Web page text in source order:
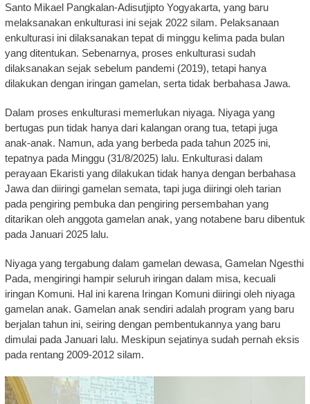
Santo Mikael Pangkalan-Adisutjipto Yogyakarta, yang baru
melaksanakan enkulturasi ini sejak 2022 silam. Pelaksanaan
enkulturasi ini dilaksanakan tepat di minggu kelima pada bulan
yang ditentukan. Sebenarnya, proses enkulturasi sudah
dilaksanakan sejak sebelum pandemi (2019), tetapi hanya
dilakukan dengan iringan gamelan, serta tidak berbahasa Jawa.
Dalam proses enkulturasi memerlukan niyaga. Niyaga yang
bertugas pun tidak hanya dari kalangan orang tua, tetapi juga
anak-anak. Namun, ada yang berbeda pada tahun 2025 ini,
tepatnya pada Minggu (31/8/2025) lalu. Enkulturasi dalam
perayaan Ekaristi yang dilakukan tidak hanya dengan berbahasa
Jawa dan diiringi gamelan semata, tapi juga diiringi oleh tarian
pada pengiring pembuka dan pengiring persembahan yang
ditarikan oleh anggota gamelan anak, yang notabene baru dibentuk
pada Januari 2025 lalu.
Niyaga yang tergabung dalam gamelan dewasa, Gamelan Ngesthi
Pada, mengiringi hampir seluruh iringan dalam misa, kecuali
iringan Komuni. Hal ini karena Iringan Komuni diiringi oleh niyaga
gamelan anak. Gamelan anak sendiri adalah program yang baru
berjalan tahun ini, seiring dengan pembentukannya yang baru
dimulai pada Januari lalu. Meskipun sejatinya sudah pernah eksis
pada rentang 2009-2012 silam.